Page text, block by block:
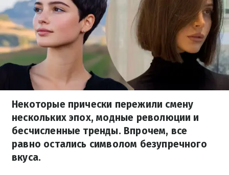
Некоторые прически пережили смену
нескольких эпох, модные революции и
бесчисленные тренды. Впрочем, все
равно остались символом безупречного
вкуса.